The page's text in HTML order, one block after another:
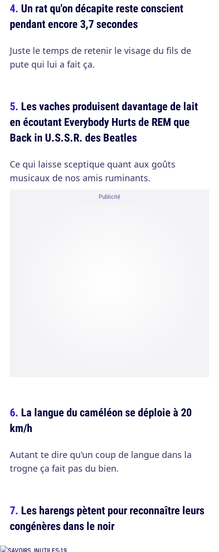
Un rat qu'on décapite reste conscient
pendant encore 3,7 secondes
Juste le temps de retenir le visage du fils de
pute qui lui a fait ça.
Les vaches produisent davantage de lait
en écoutant Everybody Hurts de REM que
Back in U.S.S.R. des Beatles
Ce qui laisse sceptique quant aux goûts
musicaux de nos amis ruminants.
Publicité
La langue du caméléon se déploie à 20
km/h
Autant te dire qu'un coup de langue dans la
trogne ça fait pas du bien.
Les harengs pètent pour reconnaître leurs
congénères dans le noir